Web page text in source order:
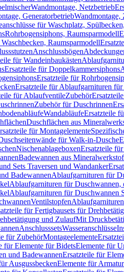
Wandmontage, Netzbetrieb
Generatorbetrieb
für Waschplatz,
Rohrbogensiphons, Raumsparmodell
Raumsparmodell
Anschlussbögen
für Wandeinbaukästen
Ersatzteile für Doppelkammersiphons
Ersatzteile für
Ersatzteile für Ablaufgarnituren für
für AblaufventileZubehör
Zubehör für Duschrinnen
WandabläufeErsatzteile
Duschflächen aus
für Montagelemente
für Walk-in-Dusche
NischenablageboxenErsatzteile
Badewannen aus
Sets Traversen und Wandanker
BadewannenAblaufgarnituren für
Ablaufgarnituren für Duschwannen,
Ablaufgarnituren für Duschwannen
Ventilstopfen
für Fertigbausets für
und ZulaufMit
AnschlusssetsWasseranschlüsse
für ZubehörMontageelemente
für Elemente für BidetsElemente für
und BadewannenErsatzteile für
AusgussbeckenElemente für